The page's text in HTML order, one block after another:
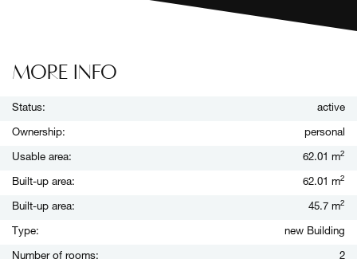
MORE INFO
Status: active
Ownership: personal
Usable area: 62.01 m2
Built-up area: 62.01 m2
Built-up area: 45.7 m2
Type: new Building
Number of rooms: 2